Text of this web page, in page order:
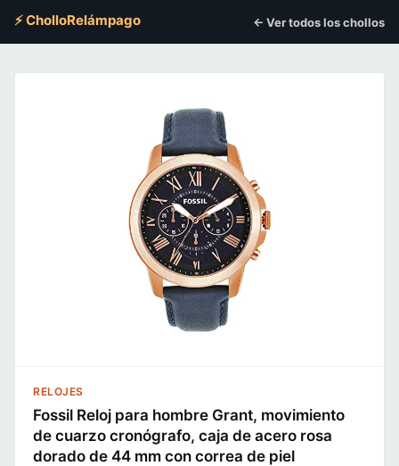
⚡ CholloRelámpago ← Ver todos los chollos
RELOJES
Fossil Reloj para hombre Grant, movimiento
de cuarzo cronógrafo, caja de acero rosa
dorado de 44 mm con correa de piel